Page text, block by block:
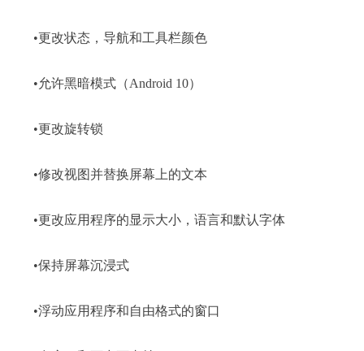
•更改状态，导航和工具栏颜色
•允许黑暗模式（Android 10）
•更改旋转锁
•修改视图并替换屏幕上的文本
•更改应用程序的显示大小，语言和默认字体
•保持屏幕沉浸式
•浮动应用程序和自由格式的窗口